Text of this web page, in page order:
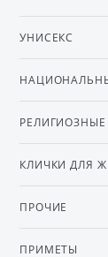
УНИСЕКС
РЕЛИГИОЗНЫЕ
КЛИЧКИ ДЛЯ
ПРОЧИЕ
ПРИМЕТЫ